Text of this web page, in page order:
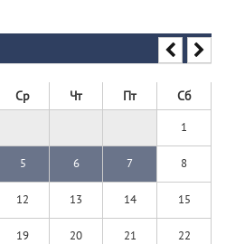
Ср Чт Пт Сб
1
5 6 7 8
12 13 14 15
19 20 21 22